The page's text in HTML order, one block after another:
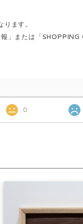
ます。
」または「SHOPPING
0